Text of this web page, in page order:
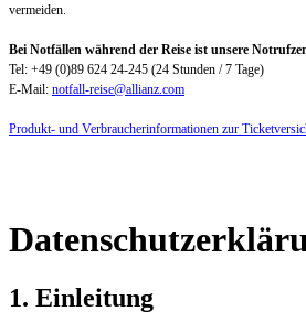
vermeiden.
Bei Notfällen während der Reise ist unsere
Tel: +49 (0)89 624 24-245 (24 Stunden / 7 Tage)
E-Mail: notfall-reise@allianz.com
Produkt- und Verbraucherinformationen zur
1. Einleitung